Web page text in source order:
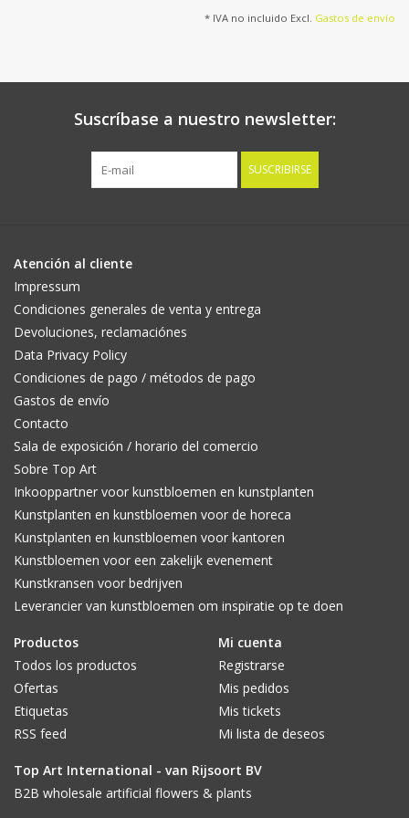
* IVA no incluido Excl. Gastos de envío
Suscríbase a nuestro newsletter:
SUSCRIBIRSE
Atención al cliente
Impressum
Condiciones generales de venta y entrega
Devoluciones, reclamaciónes
Data Privacy Policy
Condiciones de pago / métodos de pago
Gastos de envío
Contacto
Sala de exposición / horario del comercio
Sobre Top Art
Inkooppartner voor kunstbloemen en kunstplanten
Kunstplanten en kunstbloemen voor de horeca
Kunstplanten en kunstbloemen voor kantoren
Kunstbloemen voor een zakelijk evenement
Kunstkransen voor bedrijven
Leverancier van kunstbloemen om inspiratie op te doen
Productos
Todos los productos
Ofertas
Etiquetas
RSS feed
Mi cuenta
Registrarse
Mis pedidos
Mis tickets
Mi lista de deseos
Top Art International - van Rijsoort BV
B2B wholesale artificial flowers & plants